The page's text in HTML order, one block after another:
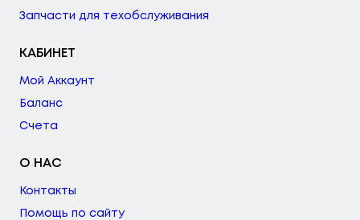
Запчасти для техобслуживания
КАБИНЕТ
Мой Аккаунт
Баланс
Счета
О НАС
Контакты
Помощь по сайту